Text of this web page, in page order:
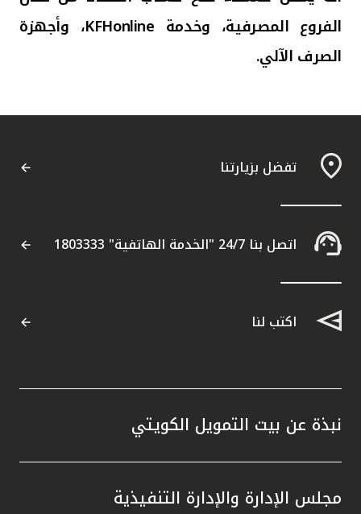
الفروع المصرفية، وخدمة KFHonline، وأجهزة
الصرف الآلي.
تفضل بزيارتنا
اتصل بنا 24/7 "الخدمة الهاتفية" 1803333
اكتب لنا
نبذة عن بيت التمويل الكويتي
مجلس الإدارة والإدارة التنفيذية